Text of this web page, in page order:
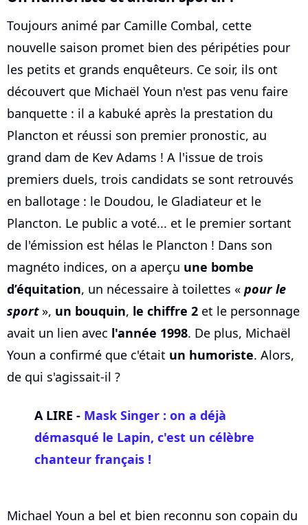
Toujours animé par Camille Combal, cette
nouvelle saison promet bien des péripéties pour
les petits et grands enquêteurs. Ce soir, ils ont
découvert que Michaël Youn n'est pas venu faire
banquette : il a kabuké après la prestation du
Plancton et réussi son premier pronostic, au
grand dam de Kev Adams ! A l'issue de trois
premiers duels, trois candidats se sont retrouvés
en ballotage : le Doudou, le Gladiateur et le
Plancton. Le public a voté... et le premier sortant
de l'émission est hélas le Plancton ! Dans son
magnéto indices, on a aperçu une bombe
d’équitation, un nécessaire à toilettes « pour le
sport », un bouquin, le chiffre 2 et le personnage
avait un lien avec l'année 1998. De plus, Michaël
Youn a confirmé que c'était un humoriste. Alors,
de qui s'agissait-il ?
A LIRE - Mask Singer : on a déjà
démasqué le Lapin, c'est un célèbre
chanteur français !
Michael Youn a bel et bien reconnu son copain du